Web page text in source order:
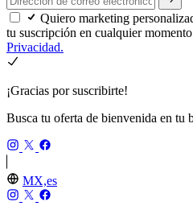
Quiero marketing
tu suscripción en cualquier
Privacidad.
¡Gracias por suscribirte!
Busca tu oferta de bienvenida en tu
MX,es